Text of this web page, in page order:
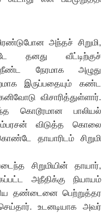
அந்தச் சிறுமி,
தனது வீட்டிற்குச்
நீண்ட நேரமாக அழுது
இருப்பதையும் கண்ட
விசாரித்துள்ளார்.
கொடூரமான பாலியல்
விடுத்த கொலை
தாயாரிடம் சிறுமி
சிறுமியின் தாயார்,
அநீதிக்கு நியாயம்
தண்டைனை பெற்றுத்தர
உடனடியாக அவர்